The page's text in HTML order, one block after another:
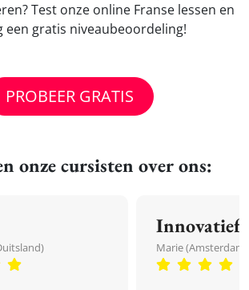
Test onze online Franse lessen en
een gratis niveaubeoordeling!
PROBEER GRATIS
onze cursisten over ons:
Innovatief
Marie